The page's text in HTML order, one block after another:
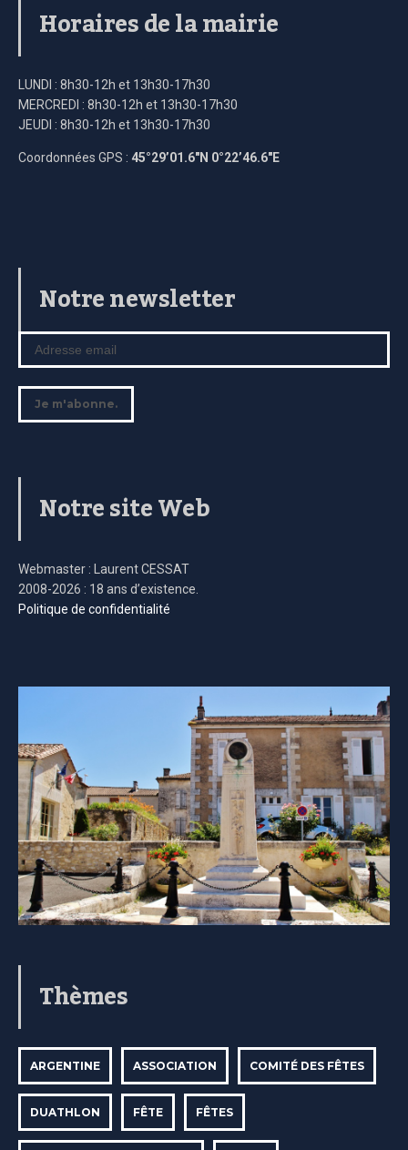
Horaires de la mairie
LUNDI : 8h30-12h et 13h30-17h30
MERCREDI : 8h30-12h et 13h30-17h30
JEUDI : 8h30-12h et 13h30-17h30
Coordonnées GPS : 45°29’01.6″N 0°22’46.6″E
Notre newsletter
Notre site Web
Webmaster : Laurent CESSAT
2008-2026 : 18 ans d’existence.
Politique de confidentialité
Thèmes
ARGENTINE ASSOCIATION COMITÉ DES FÊTES
DUATHLON FÊTE FÊTES